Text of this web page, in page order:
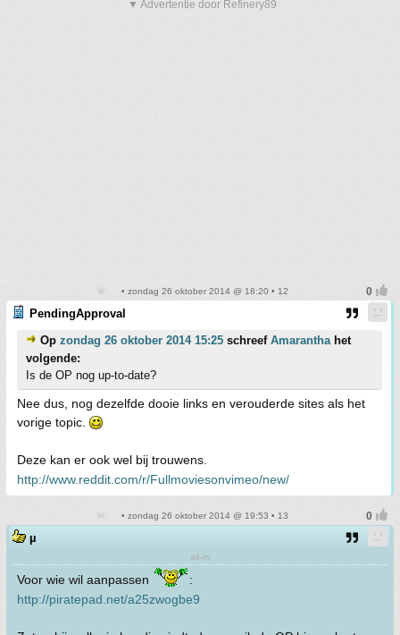
▼ Advertentie door Refinery89
• zondag 26 oktober 2014 @ 18:20 • 12
PendingApproval
Op zondag 26 oktober 2014 15:25 schreef Amaranthahet
volgende:
Is de OP nog up-to-date?
Nee dus, nog dezelfde dooie links en verouderde sites als het
vorige topic.
Deze kan er ook wel bij trouwens.
http://www.reddit.com/r/Fullmoviesonvimeo/new/
• zondag 26 oktober 2014 @ 19:53 • 13
µ
alt-m
Voor wie wil aanpassen
:
http://piratepad.net/a25zwogbe9